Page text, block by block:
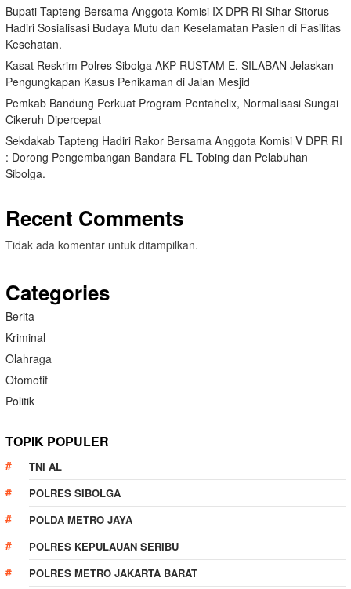
Bupati Tapteng Bersama Anggota Komisi IX DPR RI Sihar Sitorus
Hadiri Sosialisasi Budaya Mutu dan Keselamatan Pasien di Fasilitas
Kesehatan.
Kasat Reskrim Polres Sibolga AKP RUSTAM E. SILABAN Jelaskan
Pengungkapan Kasus Penikaman di Jalan Mesjid
Pemkab Bandung Perkuat Program Pentahelix, Normalisasi Sungai
Cikeruh Dipercepat
Sekdakab Tapteng Hadiri Rakor Bersama Anggota Komisi V DPR RI
: Dorong Pengembangan Bandara FL Tobing dan Pelabuhan
Sibolga.
Recent Comments
Tidak ada komentar untuk ditampilkan.
Categories
Berita
Kriminal
Olahraga
Otomotif
Politik
TOPIK POPULER
TNI AL
POLRES SIBOLGA
POLDA METRO JAYA
POLRES KEPULAUAN SERIBU
POLRES METRO JAKARTA BARAT